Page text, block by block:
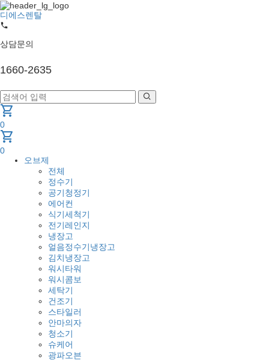
디에스렌탈
상담문의
1660-2635
shopping_cart
0
shopping_cart
0
오브제
전체
정수기
공기청정기
에어컨
식기세척기
전기레인지
냉장고
얼음정수기냉장고
김치냉장고
워시타워
워시콤보
세탁기
건조기
스타일러
안마의자
청소기
슈케어
광파오븐